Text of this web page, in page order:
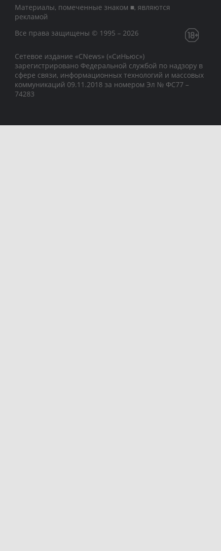
Материалы, помеченные знаком ■, являются
рекламой
Все права защищены © 1995 – 2026
Сетевое издание «CNews» («СиНьюс»)
зарегистрировано Федеральной службой по надзору в
сфере связи, информационных технологий и массовых
коммуникаций 09.11.2018 за номером Эл № ФС77 –
74283